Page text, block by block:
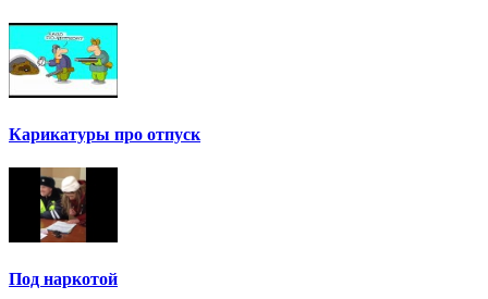
Карикатуры про отпуск
Под наркотой